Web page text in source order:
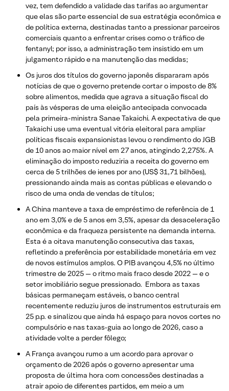
vez, tem defendido a validade das tarifas ao argumentar
que elas são parte essencial de sua estratégia econômica e
de política externa, destinadas tanto a pressionar parceiros
comerciais quanto a enfrentar crises como o tráfico de
fentanyl; por isso, a administração tem insistido em um
julgamento rápido e na manutenção das medidas;
Os juros dos títulos do governo japonês dispararam após
notícias de que o governo pretende cortar o imposto de 8%
sobre alimentos, medida que agrava a situação fiscal do
país às vésperas de uma eleição antecipada convocada
pela primeira-ministra Sanae Takaichi. A expectativa de que
Takaichi use uma eventual vitória eleitoral para ampliar
políticas fiscais expansionistas levou o rendimento do JGB
de 10 anos ao maior nível em 27 anos, atingindo 2,275%. A
eliminação do imposto reduziria a receita do governo em
cerca de 5 trilhões de ienes por ano (US$ 31,71 bilhões),
pressionando ainda mais as contas públicas e elevando o
risco de uma onda de vendas de títulos;
A China manteve a taxa de empréstimo de referência de 1
ano em 3,0% e de 5 anos em 3,5%, apesar da desaceleração
econômica e da fraqueza persistente na demanda interna.
Esta é a oitava manutenção consecutiva das taxas,
refletindo a preferência por estabilidade monetária em vez
de novos estímulos amplos. O PIB avançou 4,5% no último
trimestre de 2025 — o ritmo mais fraco desde 2022 — e o
setor imobiliário segue pressionado. Embora as taxas
básicas permaneçam estáveis, o banco central
recentemente reduziu juros de instrumentos estruturais em
25 p.p. e sinalizou que ainda há espaço para novos cortes no
compulsório e nas taxas‑guia ao longo de 2026, caso a
atividade volte a perder fôlego;
A França avançou rumo a um acordo para aprovar o
orçamento de 2026 após o governo apresentar uma
proposta de última hora com concessões destinadas a
atrair apoio de diferentes partidos, em meio a um